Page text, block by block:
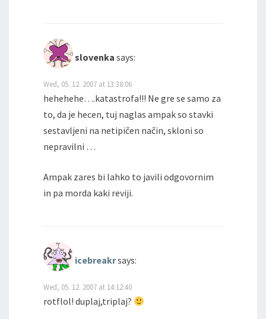
slovenka says:
Wed, 05. 12. 2007 at 13:38:06
hehehehe….katastrofa!!! Ne gre se samo za
to, da je hecen, tuj naglas ampak so stavki
sestavljeni na netipičen način, skloni so
nepravilni …
Ampak zares bi lahko to javili odgovornim
in pa morda kaki reviji.
icebreakrsays:
Wed, 05. 12. 2007 at 14:12:40
rotflol! duplaj,triplaj?